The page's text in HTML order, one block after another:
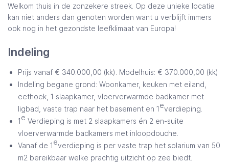
Welkom thuis in de zonzekere streek. Op deze unieke locatie
kan niet anders dan genoten worden want u verblijft immers
ook nog in het gezondste leefklimaat van Europa!
Indeling
Prijs vanaf € 340.000,00 (kk). Modelhuis: € 370.000,00 (kk)
Indeling begane grond: Woonkamer, keuken met eiland,
eethoek, 1 slaapkamer, vloerverwarmde badkamer met
ligbad, vaste trap naar het basement en 1everdieping.
1e Verdieping is met 2 slaapkamers én 2 en-suite
vloerverwarmde badkamers met inloopdouche.
Vanaf de 1everdieping is per vaste trap het solarium van 50
m2 bereikbaar welke prachtig uitzicht op zee biedt.